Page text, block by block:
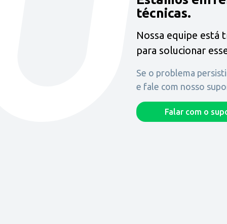
técnicas.
Nossa equipe está
para solucionar
Se o problema
e fale com nosso
Falar com o